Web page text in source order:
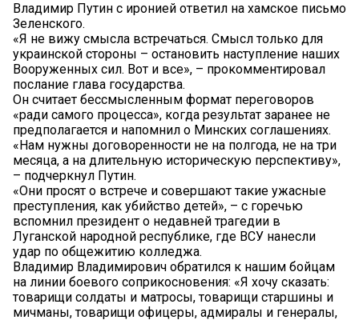
Владимир Путин с иронией ответил на хамское письмо
Зеленского.
«Я не вижу смысла встречаться. Смысл только для
украинской стороны – остановить наступление наших
Вооруженных сил. Вот и все», – прокомментировал
послание глава государства.
Он считает бессмысленным формат переговоров
«ради самого процесса», когда результат заранее не
предполагается и напомнил о Минских соглашениях.
«Нам нужны договоренности не на полгода, не на три
месяца, а на длительную историческую перспективу»,
– подчеркнул Путин.
«Они просят о встрече и совершают такие ужасные
преступления, как убийство детей», – с горечью
вспомнил президент о недавней трагедии в
Луганской народной республике, где ВСУ нанесли
удар по общежитию колледжа.
Владимир Владимирович обратился к нашим бойцам
на линии боевого соприкосновения: «Я хочу сказать:
товарищи солдаты и матросы, товарищи старшины и
мичманы, товарищи офицеры, адмиралы и генералы,